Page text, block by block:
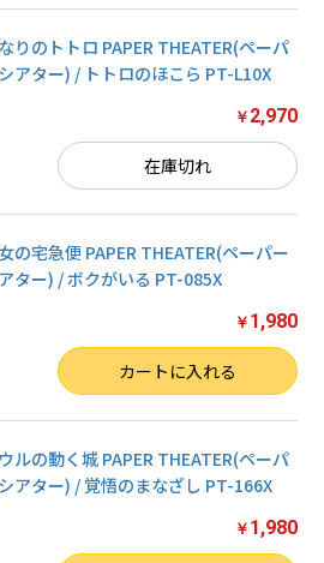
りのトトロ PAPER THEATER(ペーパ
アター) / トトロのほこら PT-L10X
￥ 2,970
在庫切れ
の宅急便 PAPER THEATER(ペーパー
ター) / ボクがいる PT-085X
￥ 1,980
カートに入れる
ルの動く城 PAPER THEATER(ペーパ
アター) / 覚悟のまなざし PT-166X
￥ 1,980